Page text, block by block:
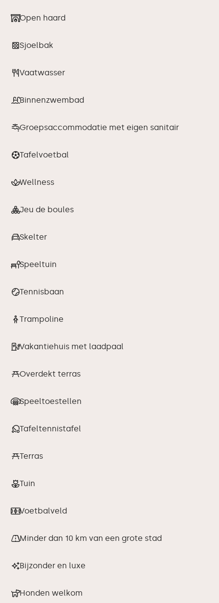
Open haard
Sjoelbak
Vaatwasser
Binnenzwembad
Groepsaccommodatie met eigen sanitair
Tafelvoetbal
Wellness
Jeu de boules
Skelter
Speeltuin
Tennisbaan
Trampoline
Vakantiehuis met laadpaal
Overdekt terras
Speeltoestellen
Tafeltennistafel
Terras
Tuin
Voetbalveld
Minder dan 10 km van een grote stad
Bijzonder en luxe
Honden welkom